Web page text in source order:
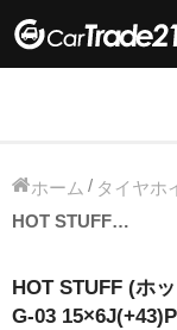
冬タイヤホイール
13インチ：冬
ホーム
HOT STUFF (ホットスタッフ) G.speed (ジースピード) G-03 15×6J(+43)PCD114.3-5H 新品 ブラックメタリック DUNLOP (ダンロップ) WINTER MAXX (ウインターマックス) WM01 185/60R15 スタッドレス タイヤホイール 4本 [15taw180]
HOT STUFF (ホ
G-03